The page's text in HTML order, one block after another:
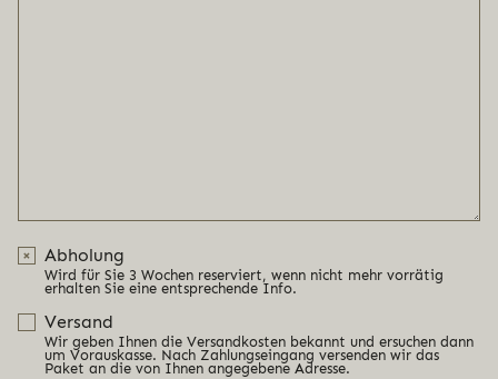
Abholung
Wird für Sie 3 Wochen reserviert, wenn nicht mehr vorrätig
erhalten Sie eine entsprechende Info.
Versand
Wir geben Ihnen die Versandkosten bekannt und ersuchen dann
um Vorauskasse. Nach Zahlungseingang versenden wir das
Paket an die von Ihnen angegebene Adresse.